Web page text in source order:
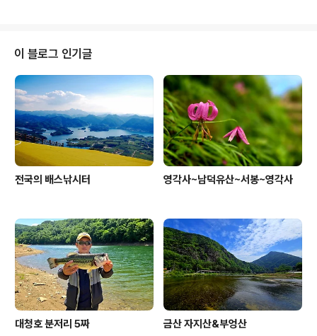
던 어느 날 등(山) 너머 시집간 황 씨 할아버지의 딸이 친정
에 왔다 가면서 조리쟁이를 키우겠다며 시댁인 알개실로
데려갔다. 며칠 후 황 씨 할아버지의 딸은 깜짝 놀랐다. 친
정의 누렁이가 조리쟁이에게 젖을 먹이고 있는 것이 아니
겠는가 누렁이가 젖을 주려고 등(山)을 넘어온 것이었다.
그런 일이 있은 후..
이 블로그 인기글
전국의 배스낚시터 영각사~남덕유산~서봉~영각사
대청호 분저리 5짜 금산 자지산&부엉산